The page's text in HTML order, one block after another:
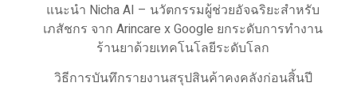
แนะนำ Nicha AI – นวัตกรรมผู้ช่วยอัจฉริยะสำหรับ
เภสัชกร จาก Arincare x Google ยกระดับการทำงาน
ร้านยาด้วยเทคโนโลยีระดับโลก
วิธีการบันทึกรายงานสรุปสินค้าคงคลังก่อนสิ้นปี